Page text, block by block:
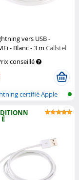
vers USB -
- Blanc - 3 mCallstel
conseillé
certifié Apple
É